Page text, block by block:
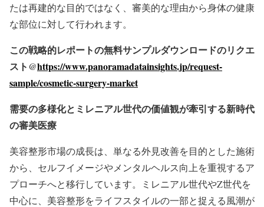
たは再建的な目的ではなく、審美的な理由から身体の健康
な部位に対して行われます。
この戦略的レポートの無料サンプルダウンロードのリクエ
スト@https://www.panoramadatainsights.jp/request-
sample/cosmetic-surgery-market
需要の多様化とミレニアル世代の価値観が牽引する新時代
の審美医療
美容整形市場の成長は、単なる外見改善を目的とした施術
から、セルフイメージやメンタルヘルス向上を重視するア
プローチへと移行しています。ミレニアル世代やZ世代を
中心に、美容整形をライフスタイルの一部と捉える風潮が